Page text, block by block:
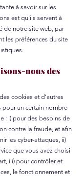
à savoir sur les
est qu'ils servent à
de notre site web, par
les préférences du site
nous des
cookies et d'autres
un certain nombre
: i) pour des besoins de
contre la fraude, et afin
les cyber-attaques, ii)
que vous avez choisi
iii) pour contrôler et
le fonctionnement et